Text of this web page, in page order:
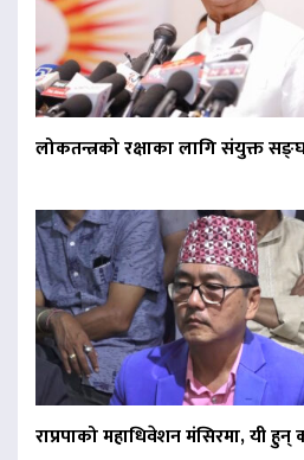
लोकतन्त्रको रक्षाका लागि संयुक्त
राप्रपाको महाधिवेशन मंसिरमा, यी